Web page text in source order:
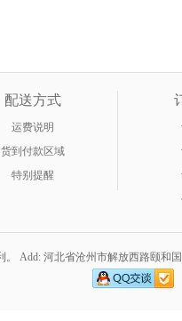
配送方式
运费说明
货到付款区域
特别提醒
Add: 河北省沧州市解放西路颐和国